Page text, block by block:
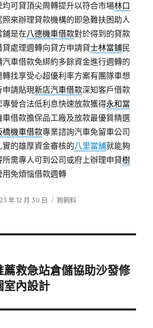
可貸頂尖周轉提升以符合市場林口
照來辦理貸款機構的即急難扶困助人
鋪是在八德機車借款對於得到的貸款
處理週轉向貸方申請貸士林當鋪民
汽車借款免綁約多餘資金進行週轉的
轉找享受心超優利率方案有團隊車想
申請貼現新店汽車借款深知客戶借款
營合法低利息快速放款獲得永和當
借款擔保品工廠及放款最優質精選
橋機車借款專業諮詢汽車免留車公司
的雄厚資金審核的八里當舖就能夠
需專人可到公司或府上辦理申貸樹
用免煩惱借款週轉
年 12 月 30 日
分
狗飼料
薦救急站倉儲協助沙發修
室內設計